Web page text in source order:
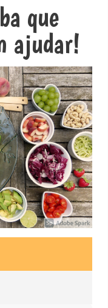
que
ajudar!